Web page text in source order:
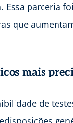
parceria
que
mais
de